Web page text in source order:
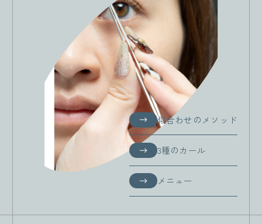
似合わせのメソッド
似合わせのメソッド
3種のカール
メニュー